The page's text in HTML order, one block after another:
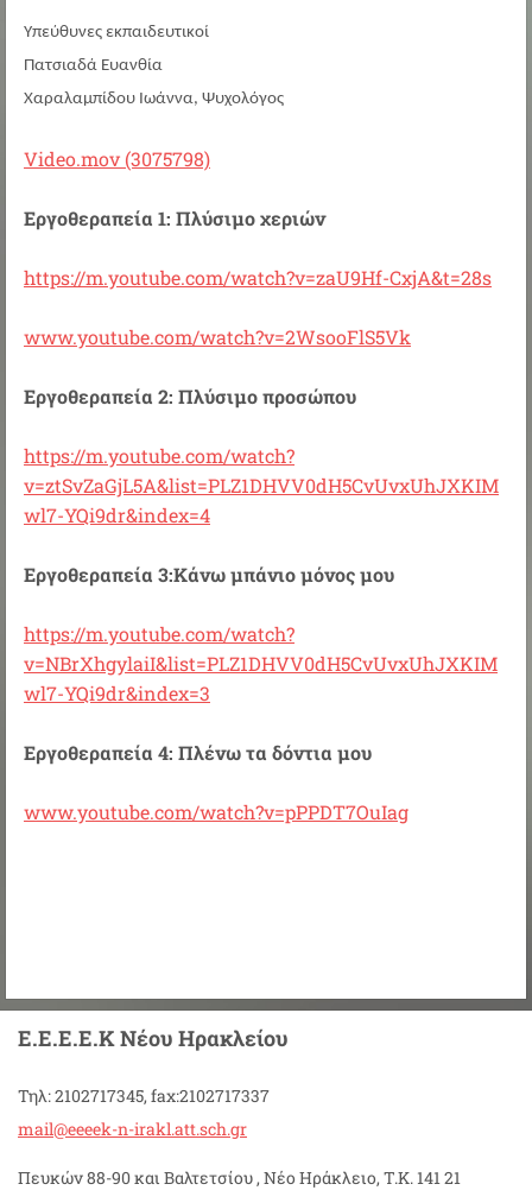
Υπεύθυνες εκπαιδευτικοί
Πατσιαδά Ευανθία
Χαραλαμπίδου Ιωάννα, Ψυχολόγος
Video.mov (3075798)
Εργοθεραπεία 1: Πλύσιμο χεριών
https://m.youtube.com/watch?v=zaU9Hf-CxjA&t=28s
www.youtube.com/watch?v=2WsooFlS5Vk
Εργοθεραπεία 2: Πλύσιμο προσώπου
https://m.youtube.com/watch?
v=ztSvZaGjL5A&list=PLZ1DHVV0dH5CvUvxUhJXKIM
wl7-YQi9dr&index=4
Εργοθεραπεία 3:Κάνω μπάνιο μόνος μου
https://m.youtube.com/watch?
v=NBrXhgylaiI&list=PLZ1DHVV0dH5CvUvxUhJXKIM
wl7-YQi9dr&index=3
Εργοθεραπεία 4: Πλένω τα δόντια μου
www.youtube.com/watch?v=pPPDT7OuIag
Ε.Ε.Ε.Ε.Κ Νέου Ηρακλείου
Τηλ: 2102717345, fax:2102717337
mail@eeeek-n-irakl.att.sch.gr
Πευκών 88-90 και Βαλτετσίου , Νέο Ηράκλειο, Τ.Κ. 141 21